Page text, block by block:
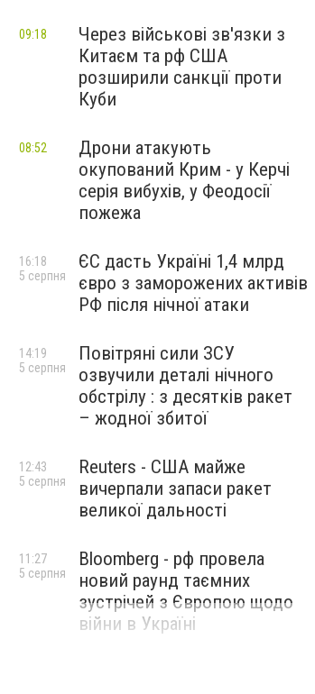
Через військові зв'язки з
Китаєм та рф США
розширили санкції проти
Куби
09:18
Дрони атакують
окупований Крим - у Керчі
серія вибухів, у Феодосії
пожежа
08:52
ЄС дасть Україні 1,4 млрд
євро з заморожених активів
РФ після нічної атаки
16:18
5 серпня
Повітряні сили ЗСУ
озвучили деталі нічного
обстрілу : з десятків ракет
– жодної збитої
14:19
5 серпня
Reuters - США майже
вичерпали запаси ракет
великої дальності
12:43
5 серпня
Bloomberg - рф провела
новий раунд таємних
зустрічей з Європою щодо
війни в Україні
11:27
5 серпня